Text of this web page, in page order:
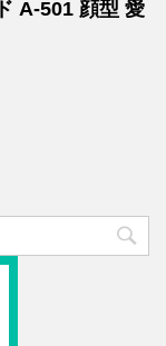
A-501 顔型 愛